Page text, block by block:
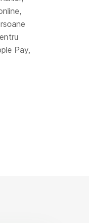
Pay,